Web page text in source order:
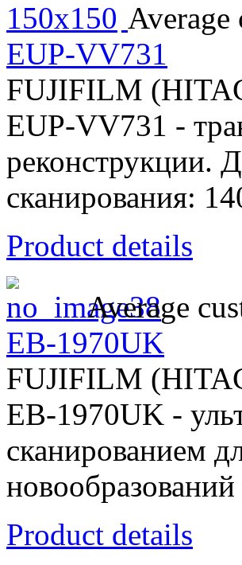
Average
EUP-VV731
FUJIFILM
EUP-VV731 -
реконструкции.
сканирования:
Product details
Average
EB-1970UK
FUJIFILM
EB-1970UK -
сканированием
Product details